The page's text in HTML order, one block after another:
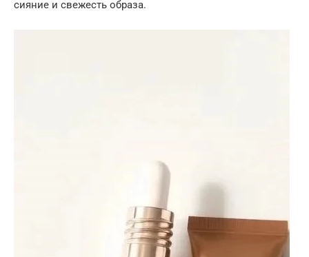
сияние и свежесть образа.